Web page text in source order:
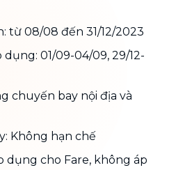
từ 08/08 đến 31/12/2023
01/09-04/09, 29/12-
chuyến bay nội địa và
Không hạn chế
dụng cho Fare, không áp